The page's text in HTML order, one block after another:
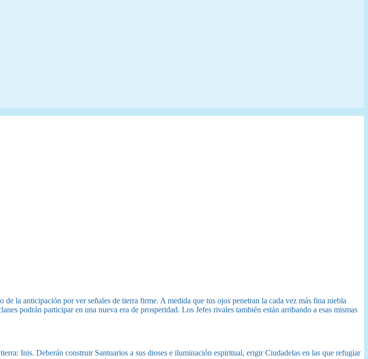
la anticipación por ver señales de tierra firme. A medida que tus ojos penetran la cada vez más fina niebla
podrán participar en una nueva era de prosperidad. Los Jefes rivales también están arribando a esas mismas
Inis. Deberán construir Santuarios a sus dioses e iluminación espiritual, erigir Ciudadelas en las que refugiar